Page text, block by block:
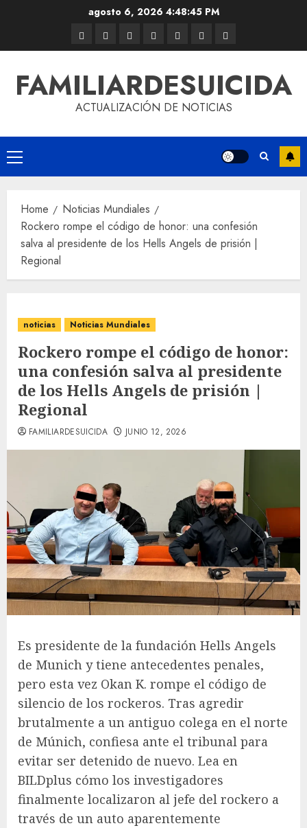
agosto 6, 2026 4:48:45 PM
FAMILIARDESUICIDA
ACTUALIZACIÓN DE NOTICIAS
Home
Noticias Mundiales
Rockero rompe el código de honor: una confesión
salva al presidente de los Hells Angels de prisión |
Regional
noticias Noticias Mundiales
Rockero rompe el código de honor:
una confesión salva al presidente
de los Hells Angels de prisión |
Regional
FAMILIARDESUICIDA JUNIO 12, 2026
Es presidente de la fundación Hells Angels
de Munich y tiene antecedentes penales,
pero esta vez Okan K. rompe el código de
silencio de los rockeros. Tras agredir
brutalmente a un antiguo colega en el norte
de Múnich, confiesa ante el tribunal para
evitar ser detenido de nuevo. Lea en
BILDplus cómo los investigadores
finalmente localizaron al jefe del rockero a
través de un auto aparentemente